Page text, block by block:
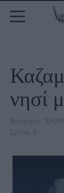
νησί
Κατηγορία:
Σχόλια: 6